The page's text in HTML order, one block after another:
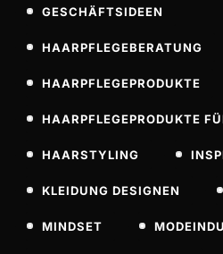
GESCHÄFTSIDEEN
HAARPFLEGEBERATUNG
HAARPFLEGEPRODUKTE
HAARPFLEGEPRODUKTE
HAARSTYLING
KLEIDUNG DESIGNEN
MINDSET